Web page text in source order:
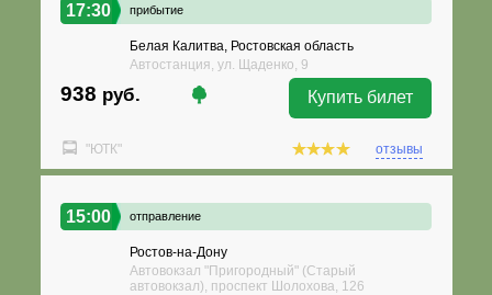
17:30 прибытие
Белая Калитва, Ростовская область
Автостанция, ул. Щаденко, 9
938 руб. Купить билет
"ЮТК" отзывы
15:00 отправление
Ростов-на-Дону
Автовокзал "Пригородный" (Старый
автовокзал), проспект Шолохова, 126